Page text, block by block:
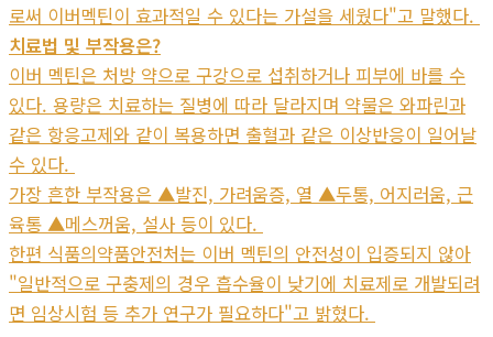
로써 이버멕틴이 효과적일 수 있다는 가설을 세웠다"고 말했다.
치료법 및 부작용은?
이버 멕틴은 처방 약으로 구강으로 섭취하거나 피부에 바를 수
있다. 용량은 치료하는 질병에 따라 달라지며 약물은 와파린과
같은 항응고제와 같이 복용하면 출혈과 같은 이상반응이 일어날
수 있다.
가장 흔한 부작용은 ▲발진, 가려움증, 열 ▲두통, 어지러움, 근
육통 ▲메스꺼움, 설사 등이 있다.
한편 식품의약품안전처는 이버 멕틴의 안전성이 입증되지 않아
"일반적으로 구충제의 경우 흡수율이 낮기에 치료제로 개발되려
면 임상시험 등 추가 연구가 필요하다"고 밝혔다.